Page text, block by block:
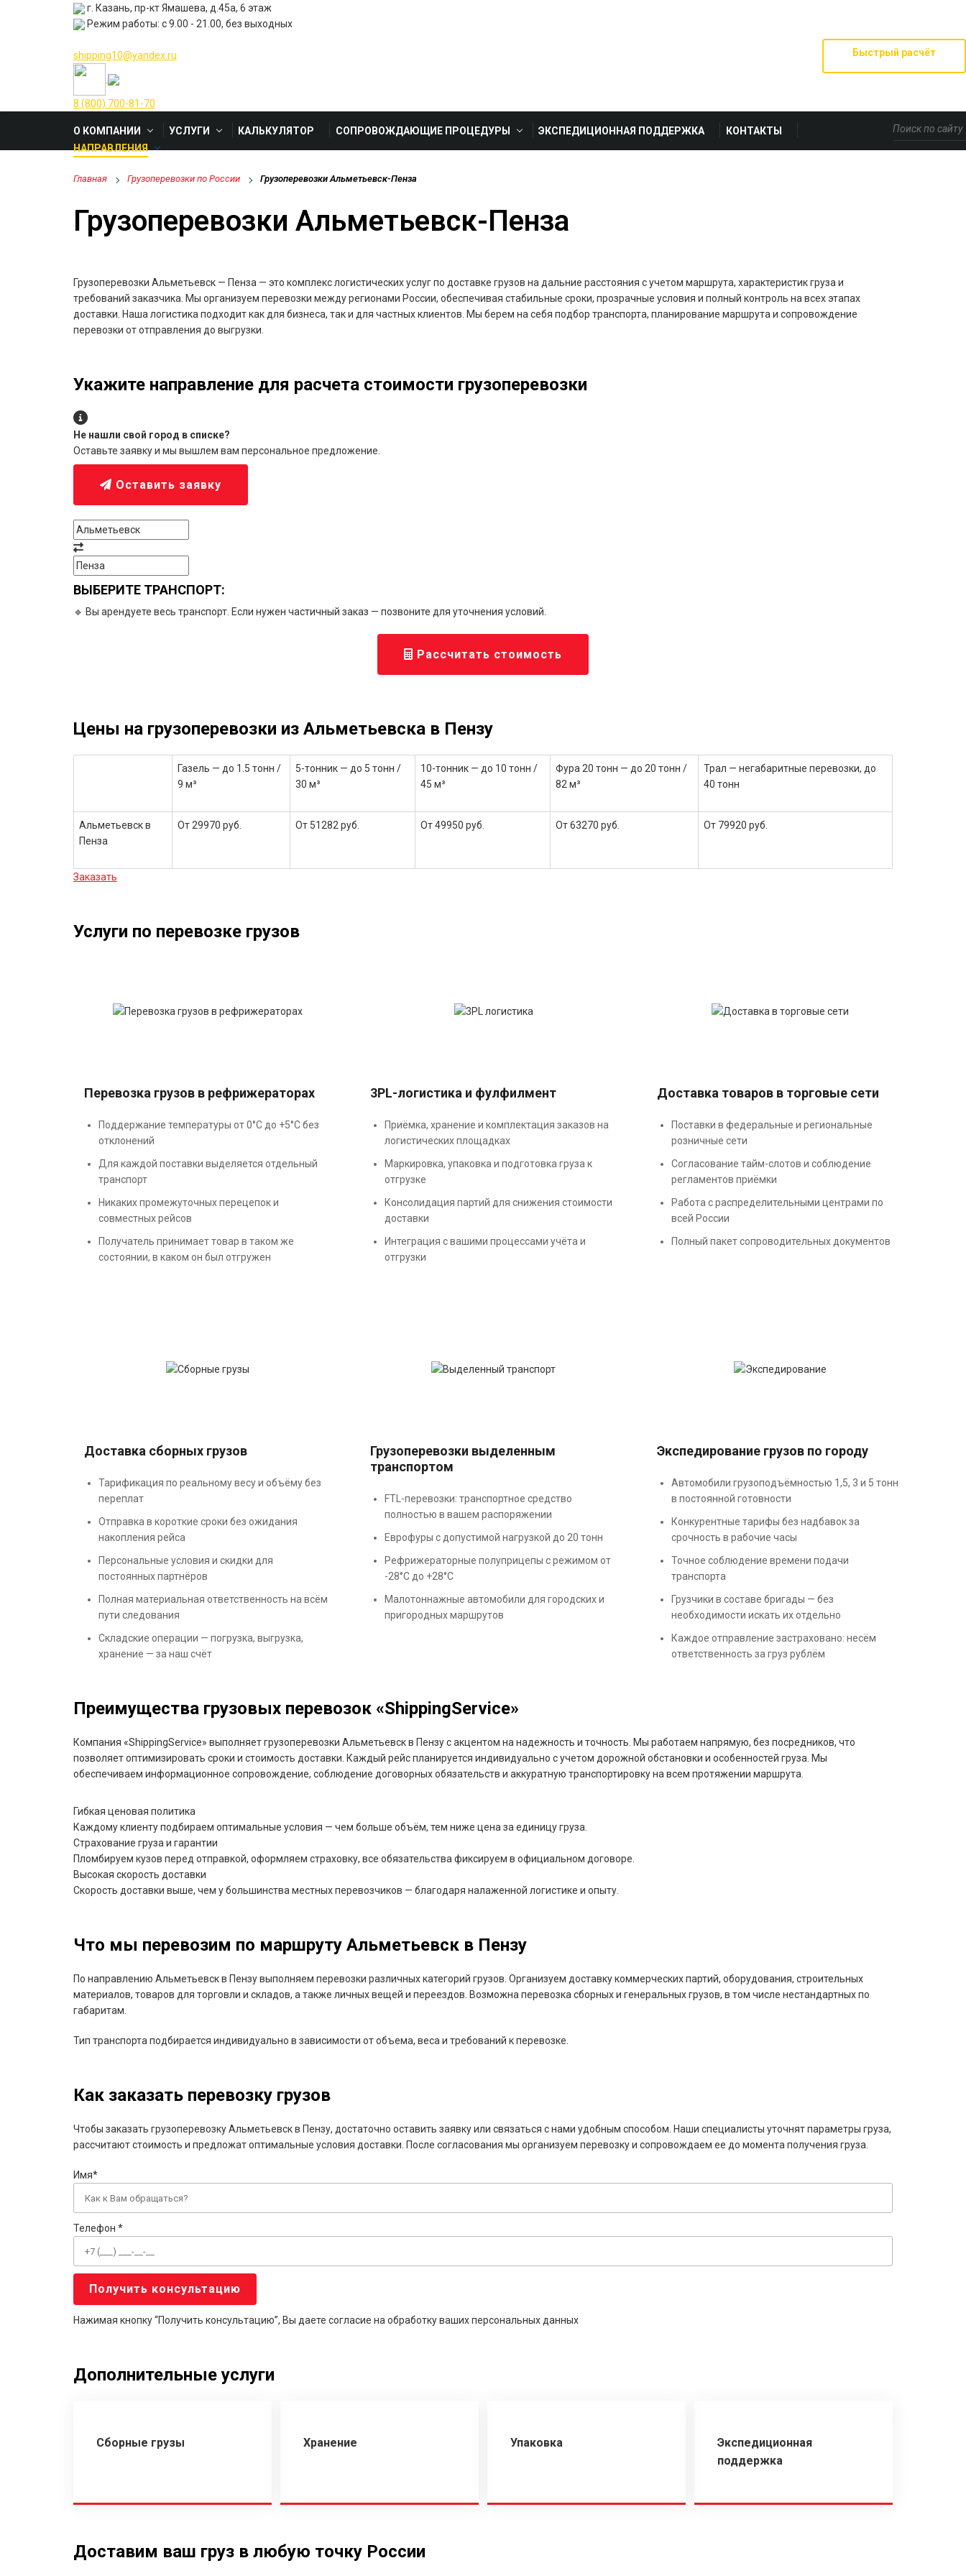
г. Казань, пр-кт Ямашева, д.45а, 6 этаж
Режим работы: с 9.00 - 21.00, без выходных
shipping10@yandex.ru
8 (800) 700-81-70
Быстрый расчёт
О КОМПАНИИ УСЛУГИ КАЛЬКУЛЯТОР СОПРОВОЖДАЮЩИЕ ПРОЦЕДУРЫ ЭКСПЕДИЦИОННАЯ ПОДДЕРЖКА
КОНТАКТЫ
НАПРАВЛЕНИЯ
Главная Грузоперевозки по России Грузоперевозки Альметьевск-Пенза
Грузоперевозки Альметьевск-Пенза
Грузоперевозки Альметьевск — Пенза — это комплекс логистических услуг по доставке грузов на дальние расстояния с учетом маршрута, характеристик груза и
требований заказчика. Мы организуем перевозки между регионами России, обеспечивая стабильные сроки, прозрачные условия и полный контроль на всех этапах
доставки. Наша логистика подходит как для бизнеса, так и для частных клиентов. Мы берем на себя подбор транспорта, планирование маршрута и сопровождение
перевозки от отправления до выгрузки.
Укажите направление для расчета стоимости грузоперевозки
Не нашли свой город в списке?
Оставьте заявку и мы вышлем вам персональное предложение.
Оставить заявку
ВЫБЕРИТЕ ТРАНСПОРТ:
🔹 Вы арендуете весь транспорт. Если нужен частичный заказ — позвоните для уточнения условий.
Рассчитать стоимость
Цены на грузоперевозки из Альметьевска в Пензу
Газель — до 1.5 тонн /
9 м³
5-тонник — до 5 тонн /
30 м³
10-тонник — до 10 тонн /
45 м³
Фура 20 тонн — до 20 тонн /
82 м³
Трал — негабаритные перевозки, до
40 тонн
Альметьевск в
Пенза
От 29970 руб. От 51282 руб. От 49950 руб. От 63270 руб. От 79920 руб.
Заказать
Услуги по перевозке грузов
Перевозка грузов в рефрижераторах
Поддержание температуры от 0°С до +5°С без
отклонений
Для каждой поставки выделяется отдельный
транспорт
Никаких промежуточных перецепок и
совместных рейсов
Получатель принимает товар в таком же
состоянии, в каком он был отгружен
3PL-логистика и фулфилмент
Приёмка, хранение и комплектация заказов на
логистических площадках
Маркировка, упаковка и подготовка груза к
отгрузке
Консолидация партий для снижения стоимости
доставки
Интеграция с вашими процессами учёта и
отгрузки
Доставка товаров в торговые сети
Поставки в федеральные и региональные
розничные сети
Согласование тайм-слотов и соблюдение
регламентов приёмки
Работа с распределительными центрами по
всей России
Полный пакет сопроводительных документов
Доставка сборных грузов
Тарификация по реальному весу и объёму без
переплат
Отправка в короткие сроки без ожидания
накопления рейса
Персональные условия и скидки для
постоянных партнёров
Полная материальная ответственность на всём
пути следования
Складские операции — погрузка, выгрузка,
хранение — за наш счёт
Грузоперевозки выделенным
транспортом
FTL-перевозки: транспортное средство
полностью в вашем распоряжении
Еврофуры с допустимой нагрузкой до 20 тонн
Рефрижераторные полуприцепы с режимом от
-28°С до +28°С
Малотоннажные автомобили для городских и
пригородных маршрутов
Экспедирование грузов по городу
Автомобили грузоподъёмностью 1,5, 3 и 5 тонн
в постоянной готовности
Конкурентные тарифы без надбавок за
срочность в рабочие часы
Точное соблюдение времени подачи
транспорта
Грузчики в составе бригады — без
необходимости искать их отдельно
Каждое отправление застраховано: несём
ответственность за груз рублём
Преимущества грузовых перевозок «ShippingService»
Компания «ShippingService» выполняет грузоперевозки Альметьевск в Пензу с акцентом на надежность и точность. Мы работаем напрямую, без посредников, что
позволяет оптимизировать сроки и стоимость доставки. Каждый рейс планируется индивидуально с учетом дорожной обстановки и особенностей груза. Мы
обеспечиваем информационное сопровождение, соблюдение договорных обязательств и аккуратную транспортировку на всем протяжении маршрута.
Гибкая ценовая политика
Каждому клиенту подбираем оптимальные условия — чем больше объём, тем ниже цена за единицу груза.
Страхование груза и гарантии
Пломбируем кузов перед отправкой, оформляем страховку, все обязательства фиксируем в официальном договоре.
Высокая скорость доставки
Скорость доставки выше, чем у большинства местных перевозчиков — благодаря налаженной логистике и опыту.
Что мы перевозим по маршруту Альметьевск в Пензу
По направлению Альметьевск в Пензу выполняем перевозки различных категорий грузов. Организуем доставку коммерческих партий, оборудования, строительных
материалов, товаров для торговли и складов, а также личных вещей и переездов. Возможна перевозка сборных и генеральных грузов, в том числе нестандартных по
габаритам.
Тип транспорта подбирается индивидуально в зависимости от объема, веса и требований к перевозке.
Как заказать перевозку грузов
Чтобы заказать грузоперевозку Альметьевск в Пензу, достаточно оставить заявку или связаться с нами удобным способом. Наши специалисты уточнят параметры груза,
рассчитают стоимость и предложат оптимальные условия доставки. После согласования мы организуем перевозку и сопровождаем ее до момента получения груза.
Имя*
Телефон *
Нажимая кнопку “Получить консультацию”, Вы даете согласие на обработку ваших персональных данных
Дополнительные услуги
Сборные грузы Хранение Упаковка
Экспедиционная
поддержка
Доставим ваш груз в любую точку России